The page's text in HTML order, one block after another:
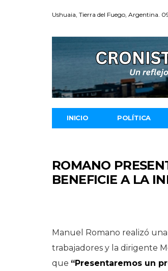
Ushuaia, Tierra del Fuego, Argentina.
INICIO POLÍTICA
ROMANO
BENEFICIE A LA
Manuel Romano realizó
trabajadores y la dirigente
que “Presentaremos un